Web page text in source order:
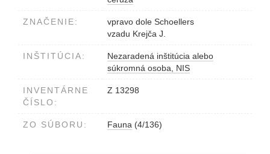
ZNAČENIE:
vpravo dole Schoellers
vzadu Krejča J.
INŠTITÚCIA:
Nezaradená inštitúcia alebo
súkromná osoba, NIS
INVENTÁRNE
ČÍSLO:
Z 13298
ZO SÚBORU: Fauna (4/136)